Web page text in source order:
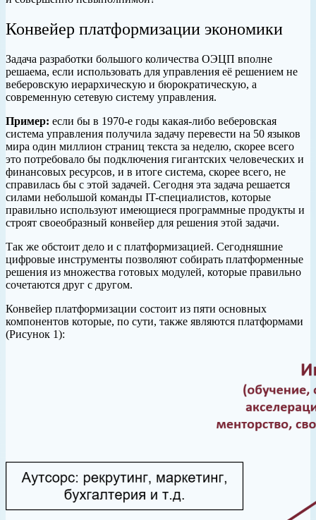
Конвейер платформизации экономики
Задача разработки большого количества ОЭЦП вполне
решаема, если использовать для управления её решением не
веберовскую иерархическую и бюрократическую, а
современную сетевую систему управления.
Пример: если бы в 1970-е годы какая-либо веберовская
система управления получила задачу перевести на 50 языков
мира один миллион страниц текста за неделю, скорее всего
это потребовало бы подключения гигантских человеческих и
финансовых ресурсов, и в итоге система, скорее всего, не
справилась бы с этой задачей. Сегодня эта задача решается
силами небольшой команды IT-специалистов, которые
правильно используют имеющиеся программные продукты и
строят своеобразный конвейер для решения этой задачи.
Так же обстоит дело и с платформизацией. Сегодняшние
цифровые инструменты позволяют собирать платформенные
решения из множества готовых модулей, которые правильно
сочетаются друг с другом.
Конвейер платформизации состоит из пяти основных
компонентов которые, по сути, также являются платформами
(Рисунок 1):